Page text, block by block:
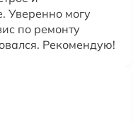
Уверенно могу
по ремонту
Рекомендую!